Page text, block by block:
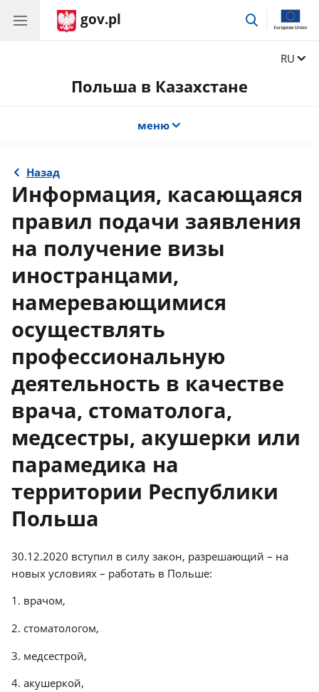
gov.pl поиск
RU
Польша в Казахстане
меню
Назад
Информация, касающаяся
правил подачи заявления
на получение визы
иностранцами,
намеревающимися
осуществлять
профессиональную
деятельность в качестве
врача, стоматолога,
медсестры, акушерки или
парамедика на
территории Республики
Польша
30.12.2020 вступил в силу закон, разрешающий – на
новых условиях – работать в Польше:
1. врачом,
2. стоматологом,
3. медсестрой,
4. акушеркой,